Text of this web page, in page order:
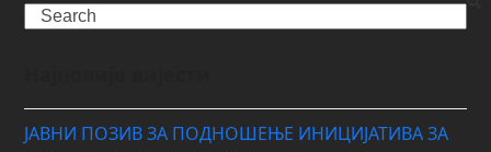
Search
ЈАВНИ ПОЗИВ ЗА ПОДНОШЕЊЕ ИНИЦИЈАТИВА ЗА